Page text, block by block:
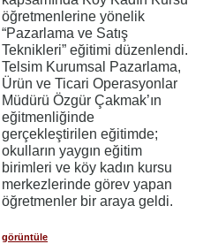
öğretmenlerine yönelik
“Pazarlama ve Satış
Teknikleri” eğitimi düzenlendi.
Telsim Kurumsal Pazarlama,
Ürün ve Ticari Operasyonlar
Müdürü Özgür Çakmak’ın
eğitmenliğinde
gerçekleştirilen eğitimde;
okulların yaygın eğitim
birimleri ve köy kadın kursu
merkezlerinde görev yapan
öğretmenler bir araya geldi.
görüntüle